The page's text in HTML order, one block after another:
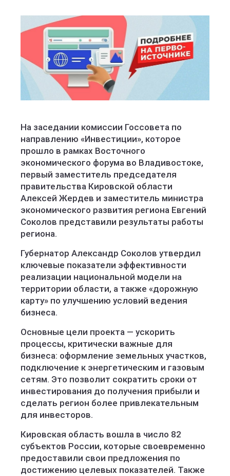
На заседании комиссии Госсовета по
направлению «Инвестиции», которое
прошло в рамках Восточного
экономического форума во Владивостоке,
первый заместитель председателя
правительства Кировской области
Алексей Жердев и заместитель министра
экономического развития региона Евгений
Соколов представили результаты работы
региона.
Губернатор Александр Соколов утвердил
ключевые показатели эффективности
реализации национальной модели на
территории области, а также «дорожную
карту» по улучшению условий ведения
бизнеса.
Основные цели проекта — ускорить
процессы, критически важные для
бизнеса: оформление земельных участков,
подключение к энергетическим и газовым
сетям. Это позволит сократить сроки от
инвестирования до получения прибыли и
сделать регион более привлекательным
для инвесторов.
Кировская область вошла в число 82
субъектов России, которые своевременно
предоставили свои предложения по
достижению целевых показателей. Также